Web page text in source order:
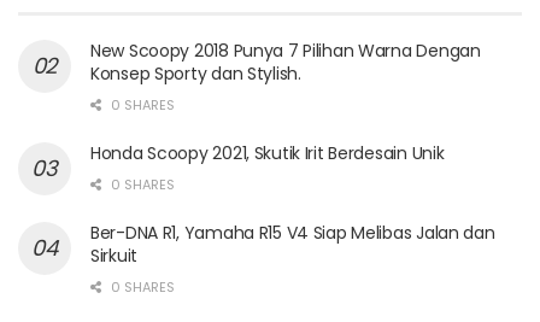
New Scoopy 2018 Punya 7 Pilihan Warna Dengan
Konsep Sporty dan Stylish.
0 SHARES
Honda Scoopy 2021, Skutik Irit Berdesain Unik
0 SHARES
Ber-DNA R1, Yamaha R15 V4 Siap Melibas Jalan dan
Sirkuit
0 SHARES